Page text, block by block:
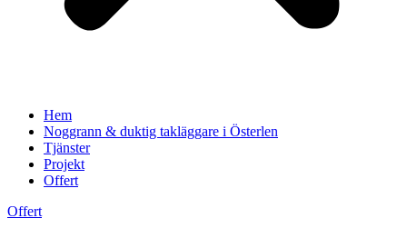
Hem
Noggrann & duktig takläggare i Österlen
Tjänster
Projekt
Offert
Offert